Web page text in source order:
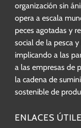
organización sin
opera a escala
peces agotadas y
social de la pesca
implicando a las
a las empresas de
la cadena de
sostenible de
ENLACES